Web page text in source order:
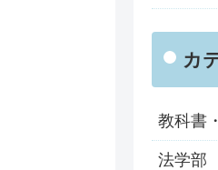
カ
教科書
法学部